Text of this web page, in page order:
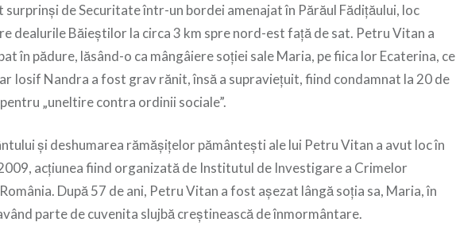
surprinși de Securitate într-un bordei amenajat în Părăul Fădiţăului, loc
dealurile Băieştilor la circa 3 km spre nord-est faţă de sat. Petru Vitan a
în pădure, lăsând-o ca mângâiere soției sale Maria, pe fiica lor Ecaterina, ce
Iosif Nandra a fost grav rănit, însă a supraviețuit, fiind condamnat la 20 de
„uneltire contra ordinii sociale”.
și deshumarea rămășițelor pământești ale lui Petru Vitan a avut loc în
acțiunea fiind organizată de Institutul de Investigare a Crimelor
După 57 de ani, Petru Vitan a fost așezat lângă soția sa, Maria, în
parte de cuvenita slujbă creștinească de înmormântare.